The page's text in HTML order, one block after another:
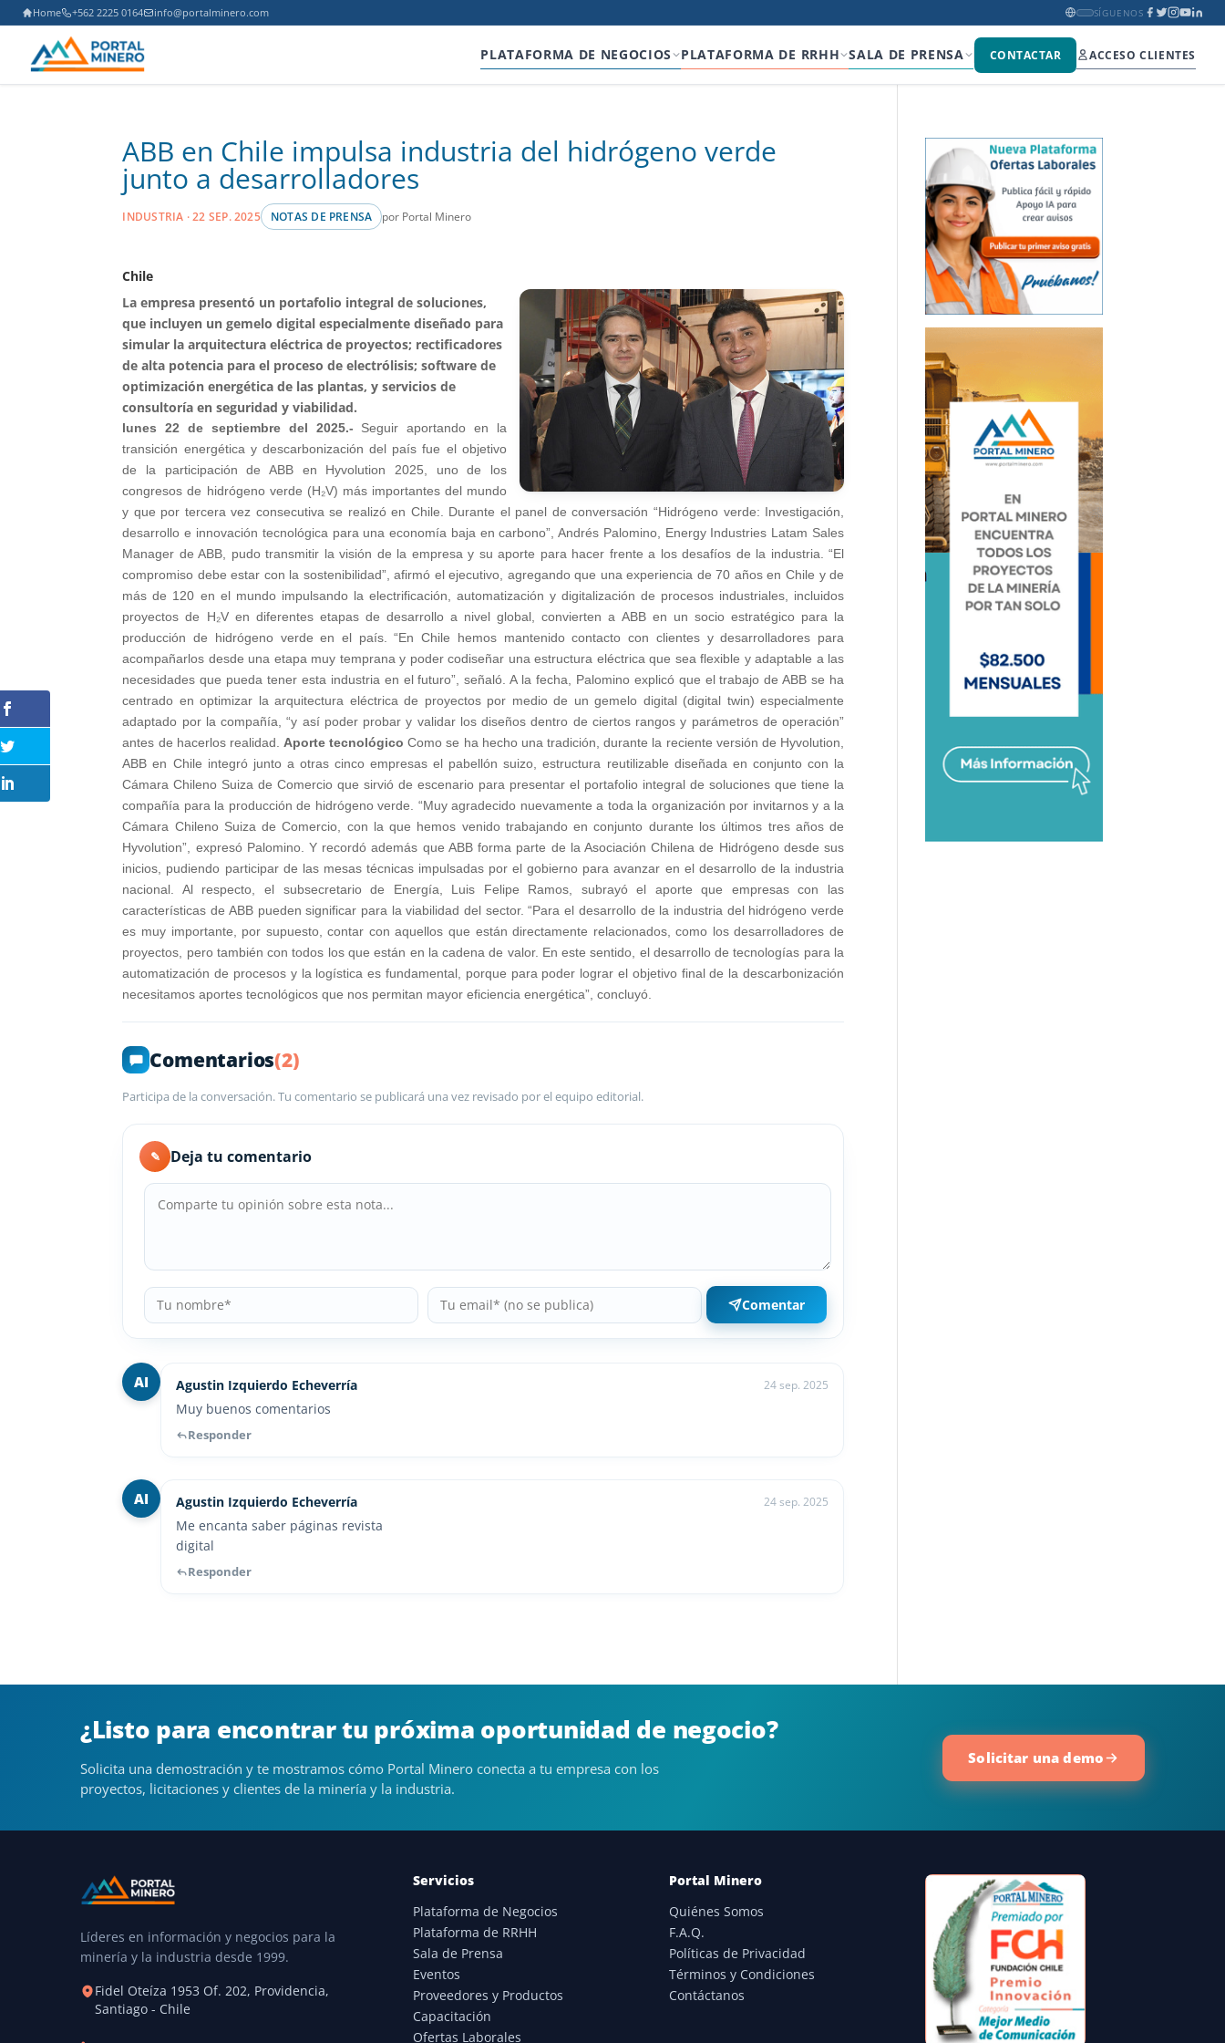
Home +562 2225 0164 info@portalminero.com SÍGUENOS
PLATAFORMA DE NEGOCIOS PLATAFORMA DE RRHH SALA DE PRENSA CONTACTAR ACCESO CLIENTES
ABB en Chile impulsa industria del hidrógeno verde
junto a desarrolladores
INDUSTRIA · 22 SEP. 2025 NOTAS DE PRENSA por Portal Minero
Chile
La empresa presentó un portafolio integral de soluciones,
que incluyen un gemelo digital especialmente diseñado para
simular la arquitectura eléctrica de proyectos; rectificadores
de alta potencia para el proceso de electrólisis; software de
optimización energética de las plantas, y servicios de
consultoría en seguridad y viabilidad.
lunes 22 de septiembre del 2025.- Seguir aportando en la
transición energética y descarbonización del país fue el objetivo
de la participación de ABB en Hyvolution 2025, uno de los
congresos de hidrógeno verde (H₂V) más importantes del mundo
y que por tercera vez consecutiva se realizó en Chile. Durante el panel de conversación “Hidrógeno verde: Investigación,
desarrollo e innovación tecnológica para una economía baja en carbono”, Andrés Palomino, Energy Industries Latam Sales
Manager de ABB, pudo transmitir la visión de la empresa y su aporte para hacer frente a los desafíos de la industria. “El
compromiso debe estar con la sostenibilidad”, afirmó el ejecutivo, agregando que una experiencia de 70 años en Chile y de
más de 120 en el mundo impulsando la electrificación, automatización y digitalización de procesos industriales, incluidos
proyectos de H₂V en diferentes etapas de desarrollo a nivel global, convierten a ABB en un socio estratégico para la
producción de hidrógeno verde en el país. “En Chile hemos mantenido contacto con clientes y desarrolladores para
acompañarlos desde una etapa muy temprana y poder codiseñar una estructura eléctrica que sea flexible y adaptable a las
necesidades que pueda tener esta industria en el futuro”, señaló. A la fecha, Palomino explicó que el trabajo de ABB se ha
centrado en optimizar la arquitectura eléctrica de proyectos por medio de un gemelo digital (digital twin) especialmente
adaptado por la compañía, “y así poder probar y validar los diseños dentro de ciertos rangos y parámetros de operación”
antes de hacerlos realidad. Aporte tecnológico Como se ha hecho una tradición, durante la reciente versión de Hyvolution,
ABB en Chile integró junto a otras cinco empresas el pabellón suizo, estructura reutilizable diseñada en conjunto con la
Cámara Chileno Suiza de Comercio que sirvió de escenario para presentar el portafolio integral de soluciones que tiene la
compañía para la producción de hidrógeno verde. “Muy agradecido nuevamente a toda la organización por invitarnos y a la
Cámara Chileno Suiza de Comercio, con la que hemos venido trabajando en conjunto durante los últimos tres años de
Hyvolution”, expresó Palomino. Y recordó además que ABB forma parte de la Asociación Chilena de Hidrógeno desde sus
inicios, pudiendo participar de las mesas técnicas impulsadas por el gobierno para avanzar en el desarrollo de la industria
nacional. Al respecto, el subsecretario de Energía, Luis Felipe Ramos, subrayó el aporte que empresas con las
características de ABB pueden significar para la viabilidad del sector. “Para el desarrollo de la industria del hidrógeno verde
es muy importante, por supuesto, contar con aquellos que están directamente relacionados, como los desarrolladores de
proyectos, pero también con todos los que están en la cadena de valor. En este sentido, el desarrollo de tecnologías para la
automatización de procesos y la logística es fundamental, porque para poder lograr el objetivo final de la descarbonización
necesitamos aportes tecnológicos que nos permitan mayor eficiencia energética”, concluyó.
Comentarios(2)
Participa de la conversación. Tu comentario se publicará una vez revisado por el equipo editorial.
✎ Deja tu comentario
Comentar
AI Agustin Izquierdo Echeverría 24 sep. 2025
Muy buenos comentarios
Responder
AI Agustin Izquierdo Echeverría 24 sep. 2025
Me encanta saber páginas revista
digital
Responder
¿Listo para encontrar tu próxima oportunidad de negocio?
Solicita una demostración y te mostramos cómo Portal Minero conecta a tu empresa con los
proyectos, licitaciones y clientes de la minería y la industria.
Solicitar una demo
Líderes en información y negocios para la
minería y la industria desde 1999.
Fidel Oteíza 1953 Of. 202, Providencia,
Santiago - Chile
Servicios
Plataforma de Negocios
Plataforma de RRHH
Sala de Prensa
Eventos
Proveedores y Productos
Capacitación
Ofertas Laborales
Portal Minero
Quiénes Somos
F.A.Q.
Políticas de Privacidad
Términos y Condiciones
Contáctanos